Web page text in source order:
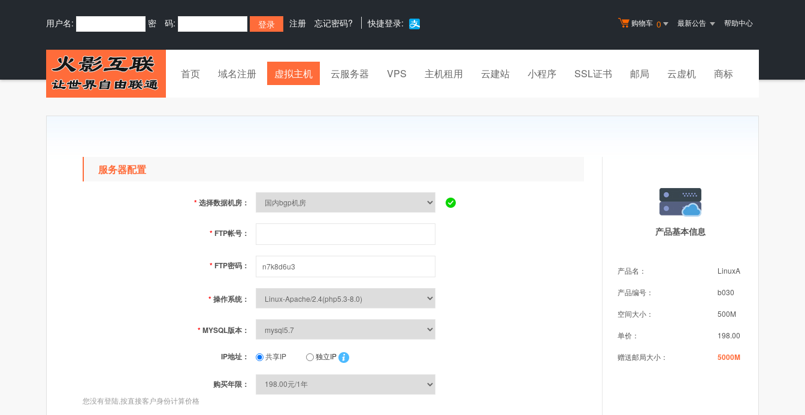
购物车 0 最新公告 帮助中心
用户名: 密 码: 注册 忘记密码? 快捷登录:
首页 域名注册 虚拟主机 云服务器 VPS 主机租用 云建站 小程序 SSL证书 邮局 云虚机 商标
产品基本信息
产品名： LinuxA
产品编号： b030
空间大小： 500M
单价： 198.00
赠送邮局大小： 5000M
服务器配置
*选择数据机房：
* FTP帐号：
* FTP密码：
*操作系统：
*MYSQL版本：
IP地址： 共享IP 独立IP
购买年限：
您没有登陆,按直接客户身份计算价格